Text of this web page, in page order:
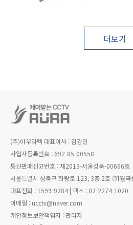
더보기
(주)아우라텍 대표이사 : 김강민
사업자등록번호 : 692-85-00558
통신판매신고번호 : 제2013-서울성북-00666호
서울특별시 성북구 화랑로 123, 3층 2호 (하월곡
대표전화 : 1599-9284 | 팩스 : 02-2274-1020
이메일 : ucctv@naver.com
개인정보보안책임자 : 관리자